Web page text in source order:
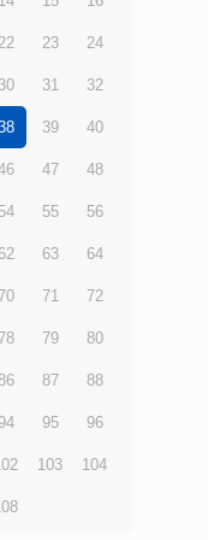
23 24
30 31 32
39 40
47 48
54 55 56
63 64
71 72
79 80
87 88
95 96
103 104